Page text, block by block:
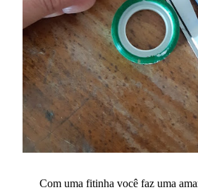
Com uma fitinha você faz uma